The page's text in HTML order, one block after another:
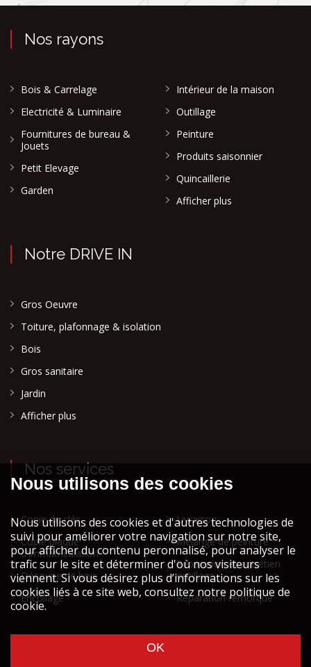
Nos rayons
Bois & Carrelage
Electricité & Luminaire
Fournitures de bureau &
Jouets
Petit Elevage
Garden
Intérieur de la maison
Outillage
Peinture
Produits saisonnier
Quincaillerie
Afficher plus
Notre DRIVE IN
Gros Oeuvre
Toiture, plafonnage & isolation
Bois
Gros sanitaire
Jardin
Afficher plus
Nos services
Copie de clés
Copie plaque
d'immatriculation
Découpe de bois
Encollage
Livraison
Mélange de peinture
Réparation et entretien
outillage
Réparation remorque
Mentions légales STOCK ATH